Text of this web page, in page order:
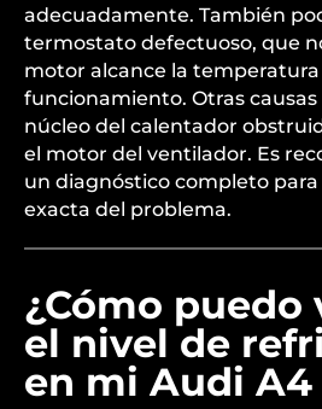
adecuadamente. También
termostato defectuoso, que
motor alcance la
funcionamiento. Otras
núcleo del calentador
el motor del ventilador. Es
un diagnóstico completo
exacta del problema.
¿Cómo puedo
el nivel de
en mi Audi A4